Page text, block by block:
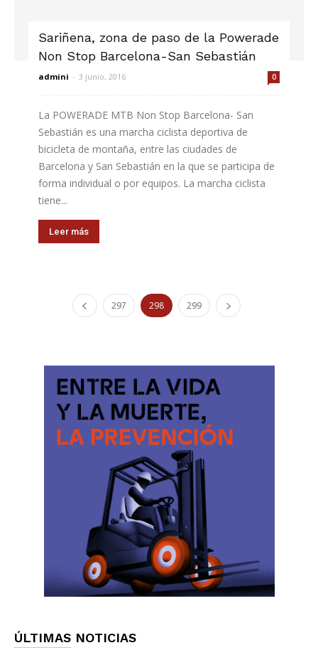
Sariñena, zona de paso de la Powerade
Non Stop Barcelona-San Sebastián
admini - 3 junio, 2016 0
La POWERADE MTB Non Stop Barcelona- San
Sebastián es una marcha ciclista deportiva de
bicicleta de montaña, entre las ciudades de
Barcelona y San Sebastián en la que se participa de
forma individual o por equipos. La marcha ciclista
tiene...
Leer más
297 298 299
ÚLTIMAS NOTICIAS